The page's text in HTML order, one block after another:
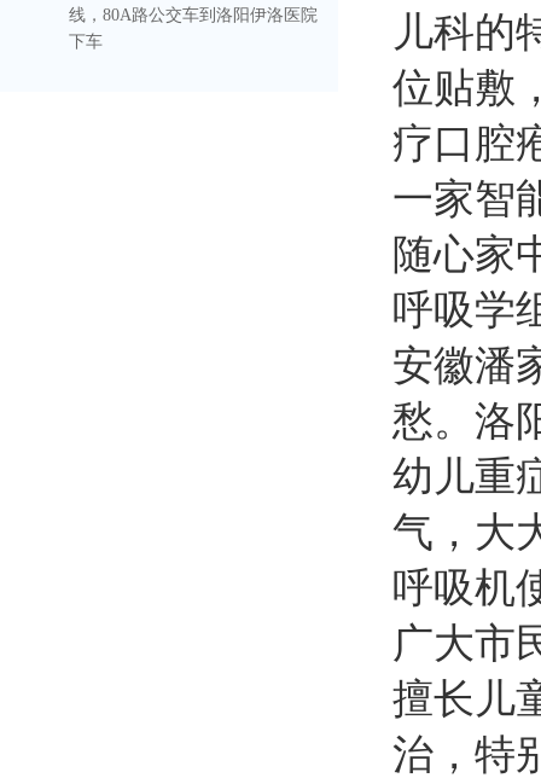
线，80A路公交车到洛阳伊洛医院
下车
儿科的
位贴敷
疗口腔
一家智
随心家
呼吸学
安徽潘
愁。洛
幼儿重
气，大
呼吸机
广大市
擅长儿
治，特